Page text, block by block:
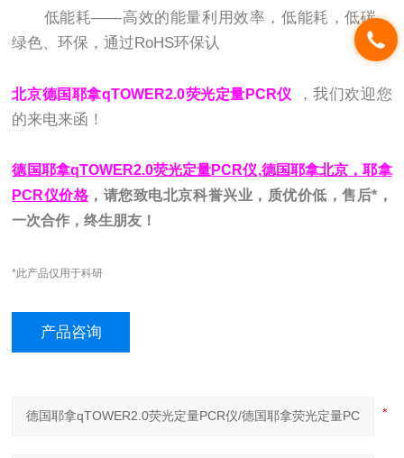
低能耗——高效的能量利用效率，低能耗，低碳、
绿色、环保，通过RoHS环保认
北京德国耶拿qTOWER2.0荧光定量PCR仪
，我们欢迎您
的来电来函！
德国耶拿qTOWER2.0荧光定量PCR仪,德国耶拿北京，耶拿
PCR仪价格 ，请您致电北京科誉兴业，质优价低，售后*，
一次合作，终生朋友！
*此产品仅用于科研
产品咨询